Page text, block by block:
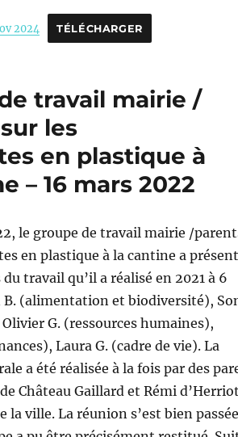
2024 TÉLÉCHARGER
travail mairie /
les
en plastique à
– 16 mars 2022
le groupe de travail mairie /
en plastique à la cantine a
travail qu’il a réalisé en 2021 à 6
(alimentation et biodiversité),
G. (ressources humaines),
Laura G. (cadre de vie). La
a été réalisée à la fois par des
Château Gaillard et Rémi
la ville. La réunion s’est bien